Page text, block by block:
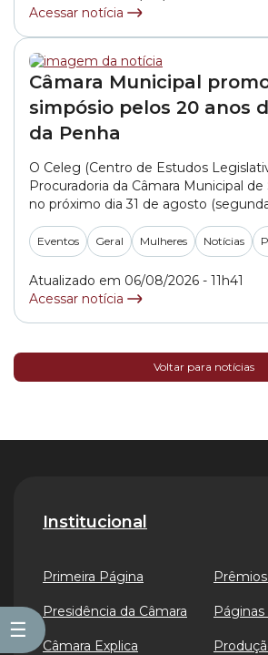
☰
Acessar notícia
Câmara Municipal
simpósio pelos 20 anos
da Penha
O Celeg (Centro de Estudos
Procuradoria da Câmara Municipal de
no próximo dia 31 de agosto
“Lei Maria da Penha: 20 anos de
efetividade na proteção das
que é gratuito – reunirá autoridades,
Eventos Geral Mulheres Notícias
Atualizado em 06/08/2026 - 11h41
Acessar notícia
Voltar para notícias
Institucional
Primeira Página
Presidência da Câmara
Câmara Explica